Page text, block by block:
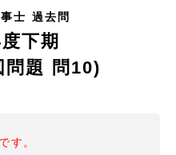
士 過去問
下期
問題 問10)
す。